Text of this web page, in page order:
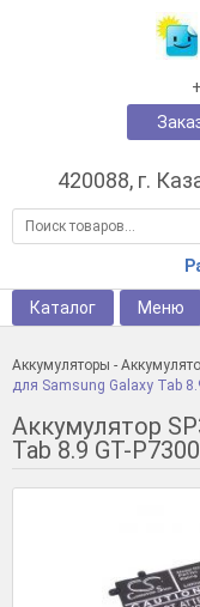
420088, г.
Каталог Меню
Аккумуляторы -
для Samsung Galaxy Tab
Аккумулятор
Tab 8.9 GT-